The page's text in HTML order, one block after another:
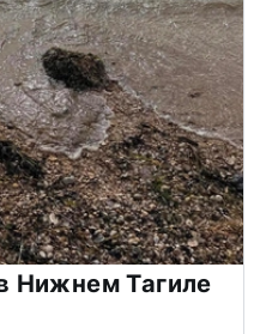
Нижнем Тагиле